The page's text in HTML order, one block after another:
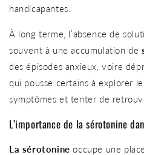
handicapantes.
À long terme, l’absence de
souvent à une accumulation de
des épisodes anxieux, voire
qui pousse certains à explorer
symptômes et tenter de
L’importance de la sérotonine
La sérotonine occupe une